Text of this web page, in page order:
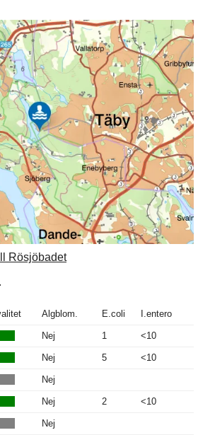
Rösjöbadet
Algblom. E.coli I.entero
Nej 1 <10
Nej 5 <10
Nej
Nej 2 <10
Nej